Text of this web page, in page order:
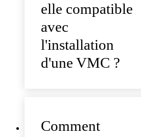
elle compatible
avec
l'installation
d'une VMC ?
Comment